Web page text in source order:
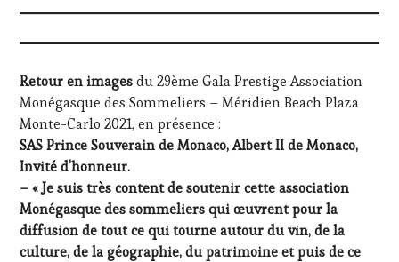
Retour en imagesdu 29ème Gala Prestige Association
Monégasque des Sommeliers – Méridien Beach Plaza
Monte-Carlo 2021, en présence :
SAS Prince Souverain de Monaco, Albert II de Monaco,
Invité d’honneur.
– « Je suis très content de soutenir cette association
Monégasque des sommeliers qui œuvrent pour la
diffusion de tout ce qui tourne autour du vin, de la
culture, de la géographie, du patrimoine et puis de ce